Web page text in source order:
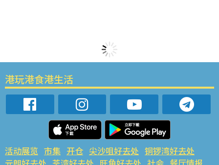
港玩港食港生活
活动展览 市集 开仓 尖沙咀好去处 铜锣湾好去处